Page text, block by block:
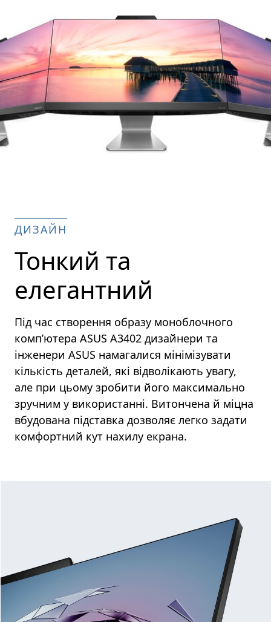
ДИЗАЙН
Тонкий та
елегантний
Під час створення образу моноблочного
комп’ютера ASUS A3402 дизайнери та
інженери ASUS намагалися мінімізувати
кількість деталей, які відволікають увагу,
але при цьому зробити його максимально
зручним у використанні. Витончена й міцна
вбудована підставка дозволяє легко задати
комфортний кут нахилу екрана.